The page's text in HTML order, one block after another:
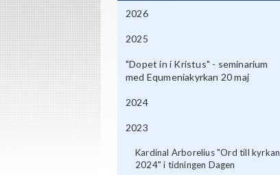
2026
2025
"Dopet in i Kristus" - seminarium
med Equmeniakyrkan 20 maj
2024
2023
Kardinal Arborelius "Ord till kyrkan
2024" i tidningen Dagen